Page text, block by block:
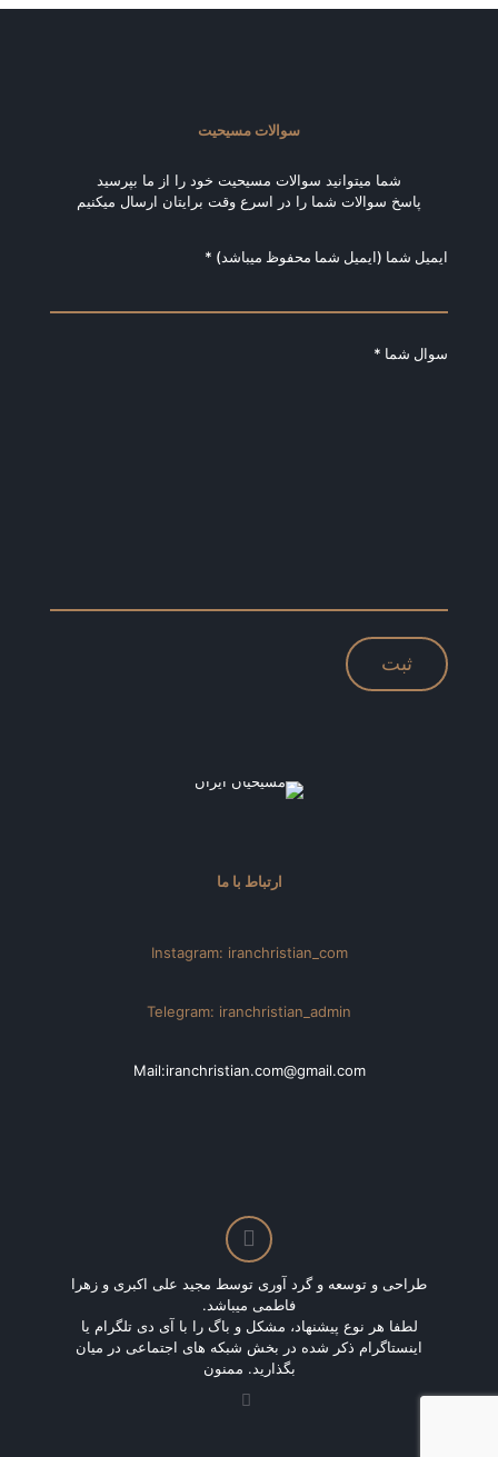
سوالات مسیحیت
شما میتوانید سوالات مسیحیت خود را از ما بپرسید
پاسخ سوالات شما را در اسرع وقت برایتان ارسال میکنیم
ایمیل شما (ایمیل شما محفوظ میباشد) *
سوال شما *
ارتباط با ما
Instagram: iranchristian_com
Telegram: iranchristian_admin
Mail:iranchristian.com@gmail.com
طراحی و توسعه و گرد آوری توسط مجید علی اکبری و زهرا
فاطمی میباشد.
لطفا هر نوع پیشنهاد، مشکل و باگ را با آی دی تلگرام یا
اینستاگرام ذکر شده در بخش شبکه های اجتماعی در میان
بگذارید. ممنون